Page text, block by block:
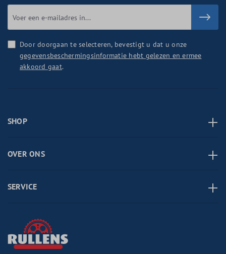
Door doorgaan te selecteren, bevestigt u dat u onze
gegevensbeschermingsinformatie hebt gelezen en ermee
akkoord gaat.
SHOP
OVER ONS
SERVICE